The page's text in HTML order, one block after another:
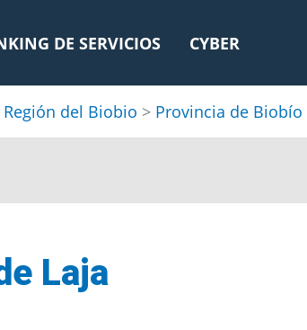
DE SERVICIOS CYBER
Región del Biobio > Provincia de Biobío
Laja